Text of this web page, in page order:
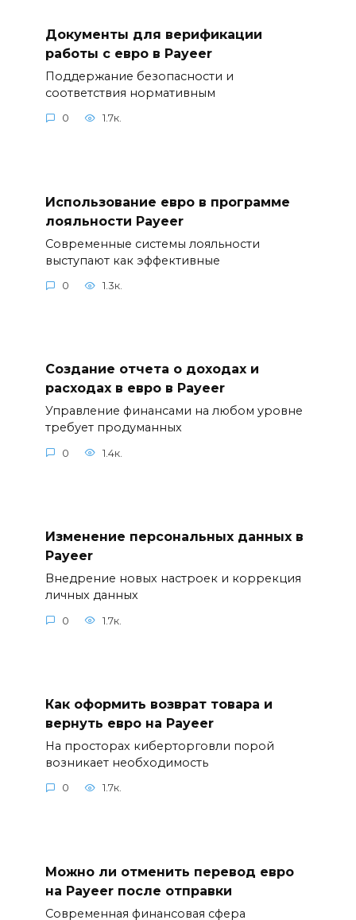
Документы для верификации
работы с евро в Payeer
Поддержание безопасности и
соответствия нормативным
0 1.7к.
Использование евро в программе
лояльности Payeer
Современные системы лояльности
выступают как эффективные
0 1.3к.
Создание отчета о доходах и
расходах в евро в Payeer
Управление финансами на любом уровне
требует продуманных
0 1.4к.
Изменение персональных данных в
Payeer
Внедрение новых настроек и коррекция
личных данных
0 1.7к.
Как оформить возврат товара и
вернуть евро на Payeer
На просторах киберторговли порой
возникает необходимость
0 1.7к.
Можно ли отменить перевод евро
на Payeer после отправки
Современная финансовая сфера